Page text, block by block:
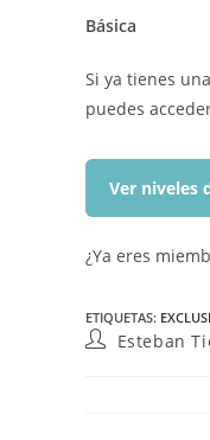
Básica
Si ya tienes
puedes
Ver niveles
¿Ya eres
ETIQUETAS:
Esteban